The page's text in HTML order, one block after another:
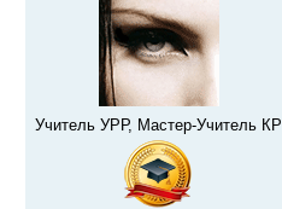
Учитель УРР, Мастер-Учитель КР